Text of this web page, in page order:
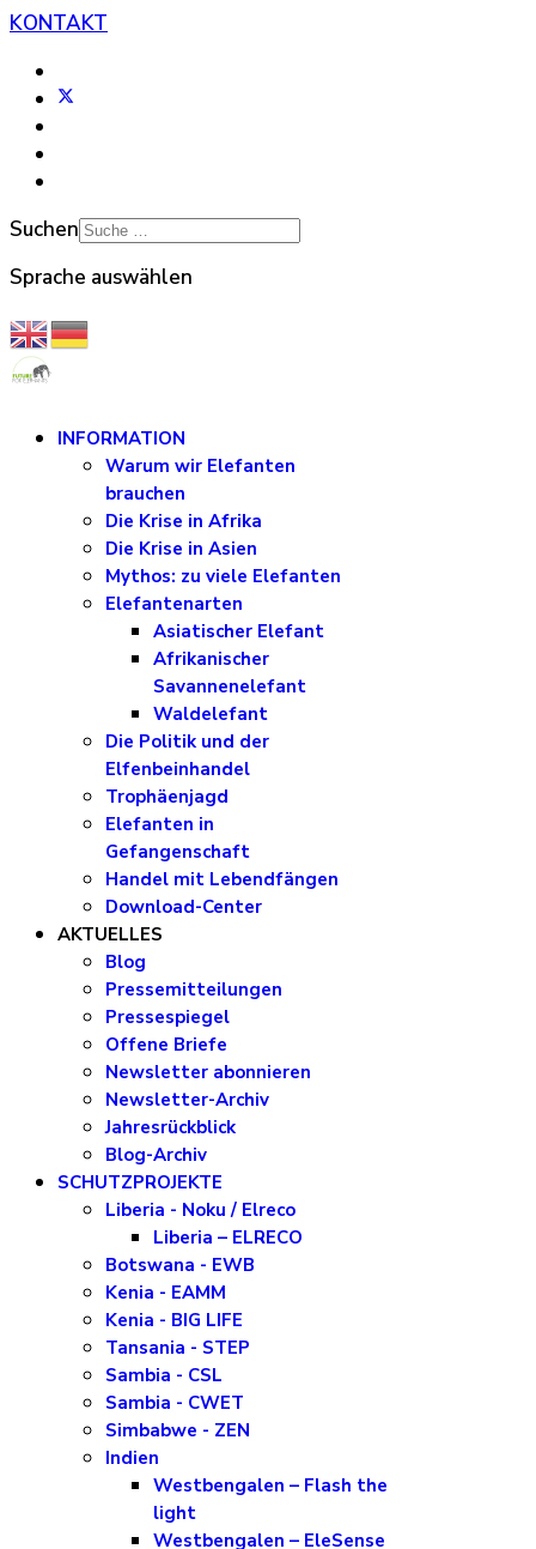
KONTAKT
Suchen
Sprache auswählen
INFORMATION
Warum wir Elefanten
brauchen
Die Krise in Afrika
Die Krise in Asien
Mythos: zu viele Elefanten
Elefantenarten
Asiatischer Elefant
Afrikanischer
Savannenelefant
Waldelefant
Die Politik und der
Elfenbeinhandel
Trophäenjagd
Elefanten in
Gefangenschaft
Handel mit Lebendfängen
Download-Center
AKTUELLES
Blog
Pressemitteilungen
Pressespiegel
Offene Briefe
Newsletter abonnieren
Newsletter-Archiv
Jahresrückblick
Blog-Archiv
SCHUTZPROJEKTE
Liberia - Noku / Elreco
Liberia – ELRECO
Botswana - EWB
Kenia - EAMM
Kenia - BIG LIFE
Tansania - STEP
Sambia - CSL
Sambia - CWET
Simbabwe - ZEN
Indien
Westbengalen – Flash the
light
Westbengalen – EleSense